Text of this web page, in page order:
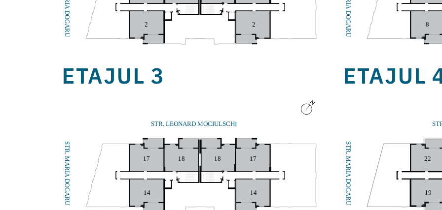
2
2 8
ETAJUL 3
STR. MARIA DOGARU
STR. LEONARD MOCIULSCHI
14
14
18 17
17 18
ETAJUL
STR. MARIA DOGARU 19
22